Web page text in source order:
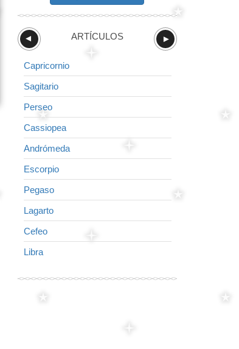
ARTÍCULOS ►
►
Capricornio
Sagitario
Perseo
Cassiopea
Andrómeda
Escorpio
Pegaso
Lagarto
Cefeo
Libra